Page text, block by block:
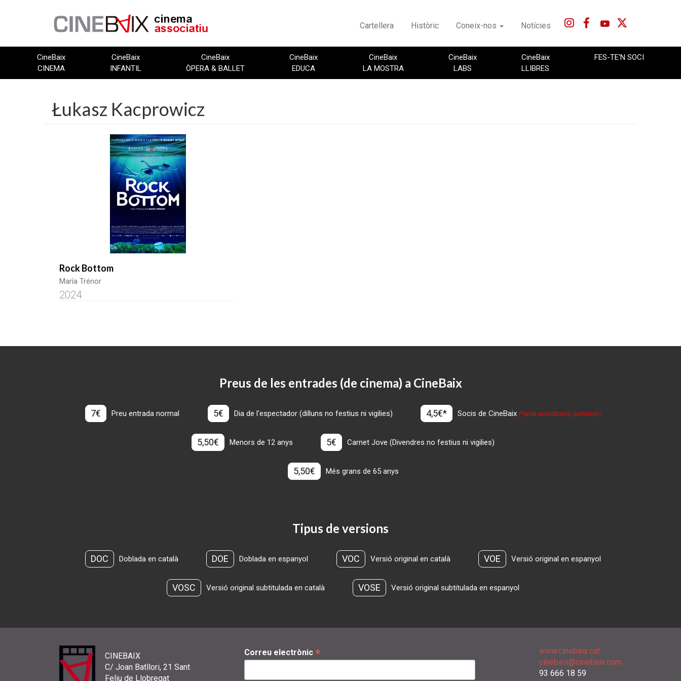
Cartellera Històric Coneix-nos Notícies
CineBaix
CINEMA
CineBaix
INFANTIL
CineBaix
ÒPERA & BALLET
CineBaix
EDUCA
CineBaix
LA MOSTRA
CineBaix
LABS
CineBaix
LLIBRES
FES-TE'N SOCI
Łukasz Kacprowicz
Rock Bottom
María Trénor
2024
Preus de les entrades (de cinema) a CineBaix
7€ Preu entrada normal 5€ Dia de l'espectador (dilluns no festius ni vigilies) 4,5€* Socis de CineBaix(*amb acreditació pertinent)
5,50€ Menors de 12 anys 5€ Carnet Jove (Divendres no festius ni vigilies)
5,50€ Més grans de 65 anys
Tipus de versions
DOC Doblada en català DOE Doblada en espanyol VOC Versió original en català VOE Versió original en espanyol
VOSC Versió original subtitulada en català VOSE Versió original subtitulada en espanyol
CINEBAIX
C/ Joan Batllori, 21 Sant
Feliu de Llobregat
Correu electrònic *
www.cinebaix.cat
cinebaix@cinebaix.com
93 666 18 59